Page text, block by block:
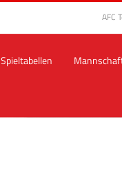
AFC
Spieltabellen